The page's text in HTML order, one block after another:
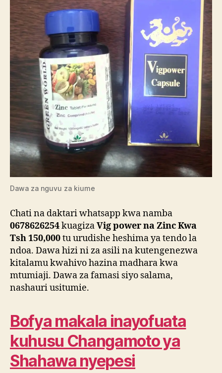
Dawa za nguvu za kiume
Chati na daktari whatsapp kwa namba
0678626254kuagizaVig power na Zinc Kwa
Tsh 150,000tu urudishe heshima ya tendo la
ndoa. Dawa hizi ni za asili na kutengenezwa
kitalamu kwahivo hazina madhara kwa
mtumiaji. Dawa za famasi siyo salama,
nashauri usitumie.
Bofya makala inayofuata
kuhusu Changamoto ya
Shahawa nyepesi